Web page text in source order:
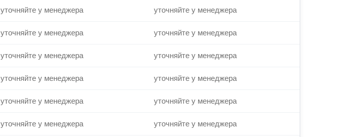
уточняйте у менеджера уточняйте у менеджера
уточняйте у менеджера уточняйте у менеджера
уточняйте у менеджера уточняйте у менеджера
уточняйте у менеджера уточняйте у менеджера
уточняйте у менеджера уточняйте у менеджера
уточняйте у менеджера уточняйте у менеджера